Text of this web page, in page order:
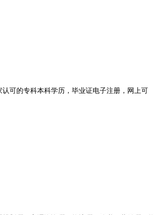
可的专科本科学历，毕业证电子注册，网上可